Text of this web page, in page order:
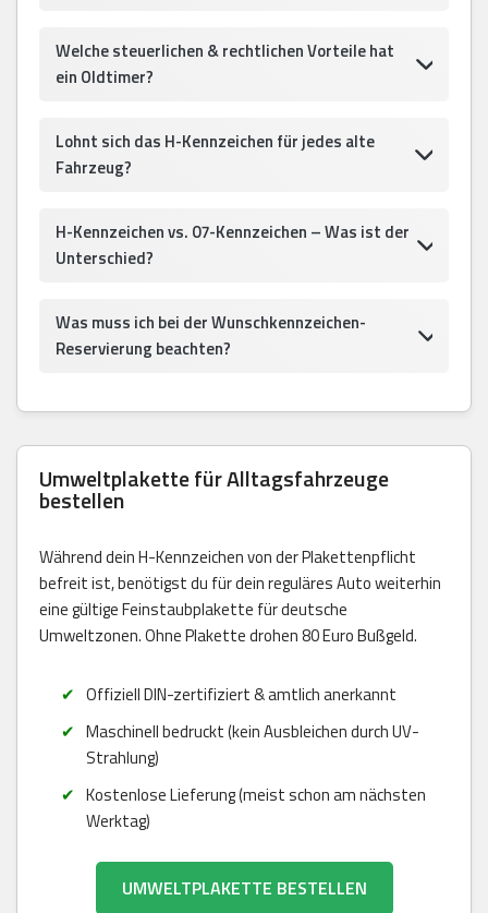
Welche steuerlichen & rechtlichen Vorteile hat
ein Oldtimer?
Lohnt sich das H-Kennzeichen für jedes alte
Fahrzeug?
H-Kennzeichen vs. 07-Kennzeichen – Was ist der
Unterschied?
Was muss ich bei der Wunschkennzeichen-
Reservierung beachten?
Umweltplakette für Alltagsfahrzeuge
bestellen
Während dein H-Kennzeichen von der Plakettenpflicht
befreit ist, benötigst du für dein reguläres Auto weiterhin
eine gültige Feinstaubplakette für deutsche
Umweltzonen. Ohne Plakette drohen 80 Euro Bußgeld.
Offiziell DIN-zertifiziert & amtlich anerkannt
Maschinell bedruckt (kein Ausbleichen durch UV-
Strahlung)
Kostenlose Lieferung (meist schon am nächsten
Werktag)
UMWELTPLAKETTE BESTELLEN